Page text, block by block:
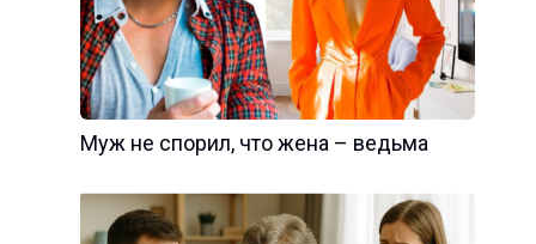
Муж не спорил, что жена – ведьма